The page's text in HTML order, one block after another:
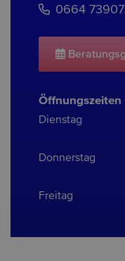
0664
Öffnungszeiten
Dienstag
Donnerstag
Freitag